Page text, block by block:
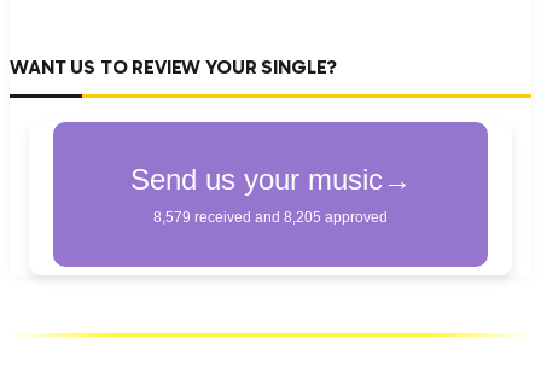
WANT US TO REVIEW YOUR SINGLE?